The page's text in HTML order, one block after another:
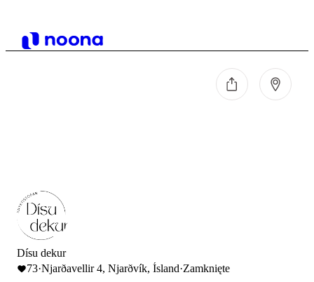
Dísu dekur
73·Njarðavellir 4, Njarðvík, Ísland·Zamknięte